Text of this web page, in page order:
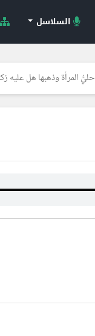
السلاسل
حليُّ المرأة وذهبها هل عليه